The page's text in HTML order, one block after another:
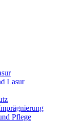
Lasur
Pflege